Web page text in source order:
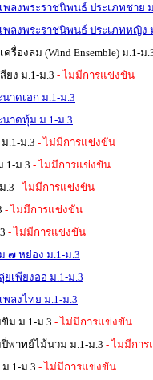
ลงพระราชนิพนธ์ ประเภทชาย
พลงพระราชนิพนธ์ ประเภทหญิง
รื่องลม (Wind Ensemble) ม.1-ม
ยง ม.1-ม.3 - ไม่มีการแข่งขัน
าดเอก ม.1-ม.3
นาดทุ้ม ม.1-ม.3
.1-ม.3 - ไม่มีการแข่งขัน
ม.3 - ไม่มีการแข่งขัน
.3 - ไม่มีการแข่งขัน
- ไม่มีการแข่งขัน
- ไม่มีการแข่งขัน
๗ หย่อง ม.1-ม.3
เพียงออ ม.1-ม.3
ลงไทย ม.1-ม.3
ม ม.1-ม.3 - ไม่มีการแข่งขัน
พาทย์ไม้นวม ม.1-ม.3 - ไม่มีกา
.1-ม.3 - ไม่มีการแข่งขัน